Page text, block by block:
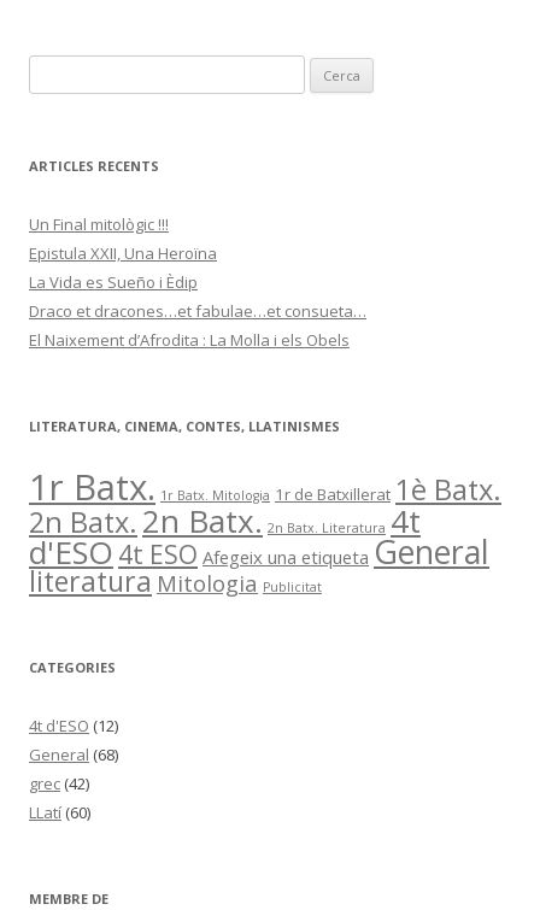
e
c
:
ARTICLES RECENTS
Un Final mitològic !!!
Epistula XXII, Una Heroïna
La Vida es Sueño i Èdip
Draco et dracones…et fabulae…et consueta…
El Naixement d’Afrodita : La Molla i els Obels
LITERATURA, CINEMA, CONTES, LLATINISMES
1r Batx. 1r Batx. Mitologia 1r de Batxillerat 1è Batx.
2n Batx. 2n Batx. 2n Batx. Literatura 4t
d'ESO4t ESO Afegeix una etiqueta General
literatura Mitologia Publicitat
CATEGORIES
4t d'ESO (12)
General (68)
grec (42)
LLatí (60)
MEMBRE DE